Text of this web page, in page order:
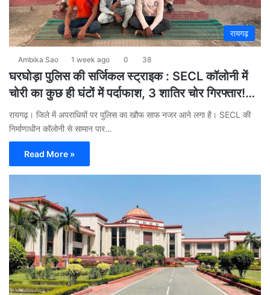
रायगढ़
Ambika Sao 1 week ago 0 38
घरघोड़ा पुलिस की सर्जिकल स्ट्राइक : SECL कॉलोनी में
चोरी का कुछ ही घंटों में पर्दाफाश, 3 शातिर चोर गिरफ्तार!…
रायगढ़। जिले में अपराधियों पर पुलिस का खौफ साफ नजर आने लगा है। SECL की
निर्माणाधीन कॉलोनी से सामान पार…
Read More »